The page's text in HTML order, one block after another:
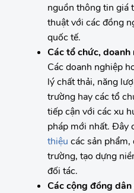
nguồn thông tin giá
thuật với các đồng
quốc tế.
Các tổ chức,
Các doanh nghiệp
lý chất thải, năng
trường hay các tổ
tiếp cận với các xu
pháp mới nhất. Đây
thiệu các sản
trường, tạo dựng
đối tác.
Các cộng đồng